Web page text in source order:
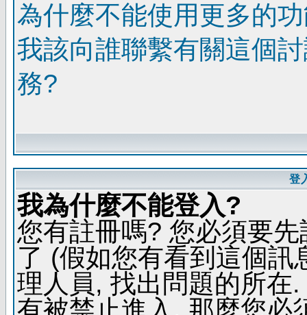
為什麼不能使用更多的
我該向誰聯繫有關這個
務?
登
我為什麼不能登入?
您有註冊嗎? 您必須要
了 (假如您有看到這個
理人員, 找出問題的所在